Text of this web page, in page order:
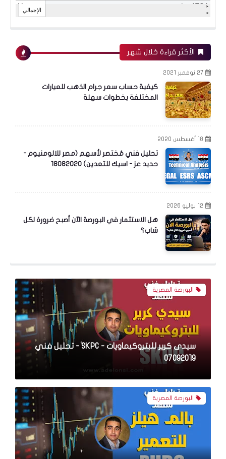
الأكثر قراءة خلال شهر
27 نوفمبر 2021
كيفية حساب سعر جرام الذهب للعيارات
المختلفة بخطوات سهلة
18 أغسطس 2020
تحليل فني مُختصر لأسهم (مصر للالومنيوم -
حديد عز - اسيك للتعدين) 18082020
12 يوليو 2026
هل الاستثمار في البورصة الآن أصبح ضرورة لكل
شاب؟
البورصة المصرية
07092019
البورصة المصرية
سيدى كرير للبتروكيماويات - SKPC - تحليل فني
07092019
البورصة المصرية